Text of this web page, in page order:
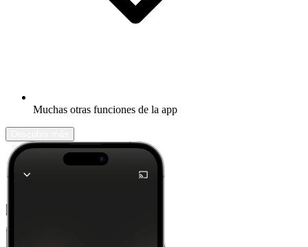
Muchas otras funciones de la app